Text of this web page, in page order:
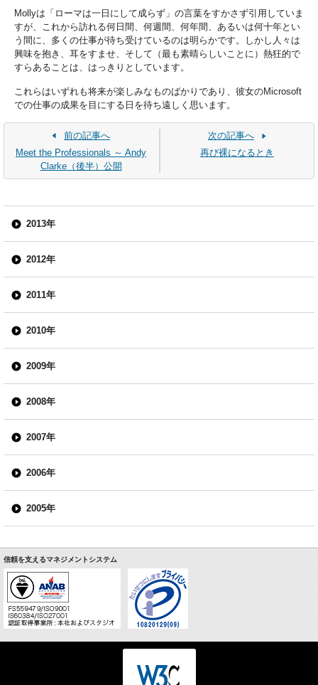
Mollyは「ローマは一日にして成らず」の言葉をすかさず引用していま
すが、これから訪れる何日間、何週間、何年間、あるいは何十年とい
う間に、多くの仕事が待ち受けているのは明らかです。しかし人々は
興味を抱き、耳をすませ、そして（最も素晴らしいことに）熱狂的で
すらあることは、はっきりとしています。
これらはいずれも将来が楽しみなものばかりであり、彼女のMicrosoft
での仕事の成果を目にする日を待ち遠しく思います。
前の記事へ
Meet the Professionals ～ Andy
Clarke（後半）公開
次の記事へ
再び裸になるとき
2013年
2012年
2011年
2010年
2009年
2008年
2007年
2006年
2005年
信頼を支えるマネジメントシステム